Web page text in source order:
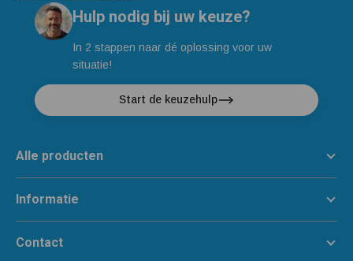
Hulp nodig bij uw keuze?
In 2 stappen naar dé oplossing voor uw
situatie!
Start de keuzehulp
Alle producten
Informatie
Contact